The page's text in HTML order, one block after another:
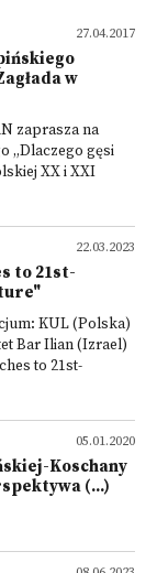
27.04.2017
w
zaprasza na
„Dlaczego gęsi
XX i XXI
22.03.2023
to 21st-
KUL (Polska)
Bar Ilian (Izrael)
to 21st-
05.01.2020
Koschany
(...)